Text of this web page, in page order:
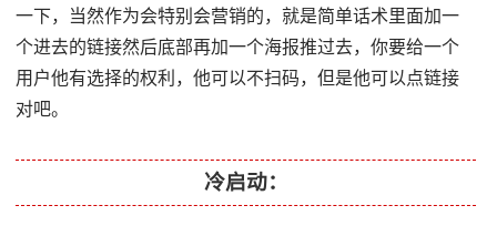
一下，当然作为会特别会营销的，就是简单话术里面加一
个进去的链接然后底部再加一个海报推过去，你要给一个
用户他有选择的权利，他可以不扫码，但是他可以点链接
对吧。
冷启动：